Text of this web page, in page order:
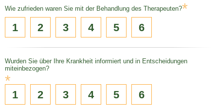
Wie zufrieden waren Sie mit der Behandlung des Therapeuten?*
1 2 3 4 5 6
Wurden Sie über Ihre Krankheit informiert und in Entscheidungen
miteinbezogen?
*
1 2 3 4 5 6